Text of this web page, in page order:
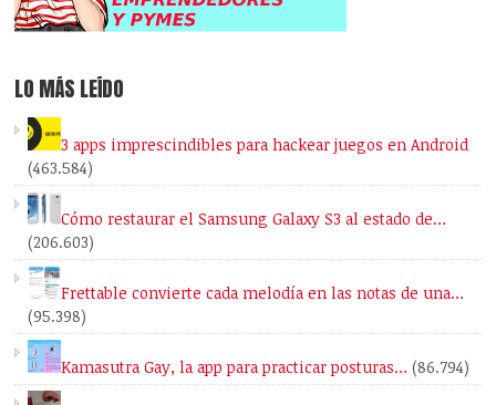
LO MÁS LEÍDO
3 apps imprescindibles para hackear juegos en Android
(463.584)
Cómo restaurar el Samsung Galaxy S3 al estado de…
(206.603)
Frettable convierte cada melodía en las notas de una…
(95.398)
Kamasutra Gay, la app para practicar posturas… (86.794)